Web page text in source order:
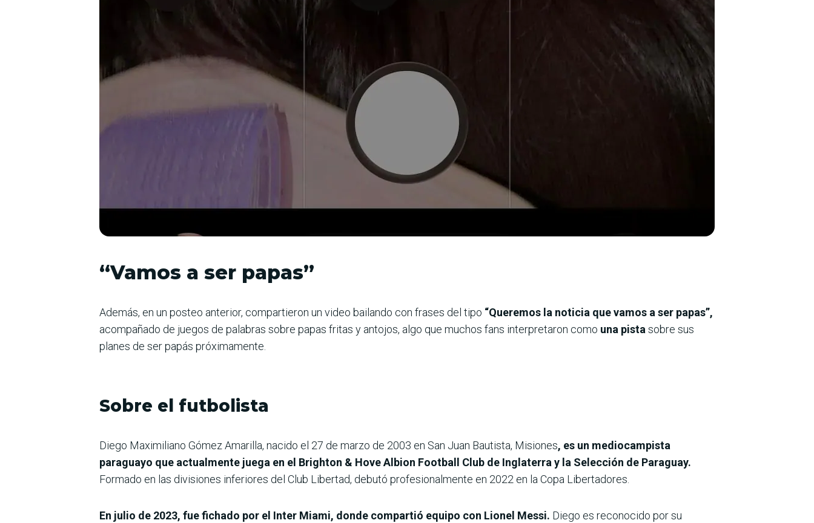
“Vamos a ser papas”
Además, en un posteo anterior, compartieron un video bailando con frases del tipo “Queremos la noticia que vamos a ser papas”,
acompañado de juegos de palabras sobre papas fritas y antojos, algo que muchos fans interpretaron como una pista sobre sus
planes de ser papás próximamente.
Sobre el futbolista
Diego Maximiliano Gómez Amarilla, nacido el 27 de marzo de 2003 en San Juan Bautista, Misiones, es un mediocampista
paraguayo que actualmente juega en el Brighton & Hove Albion Football Club de Inglaterra y la Selección de Paraguay.
Formado en las divisiones inferiores del Club Libertad, debutó profesionalmente en 2022 en la Copa Libertadores.
En julio de 2023, fue fichado por el Inter Miami, donde compartió equipo con Lionel Messi. Diego es reconocido por su